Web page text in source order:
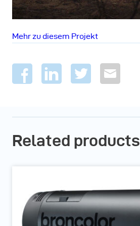
Mehr zu diesem Projekt
Related products